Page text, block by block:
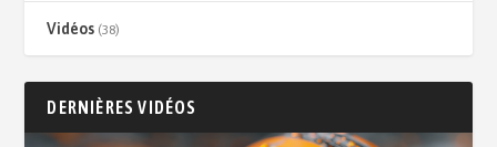
Vidéos (38)
DERNIÈRES VIDÉOS